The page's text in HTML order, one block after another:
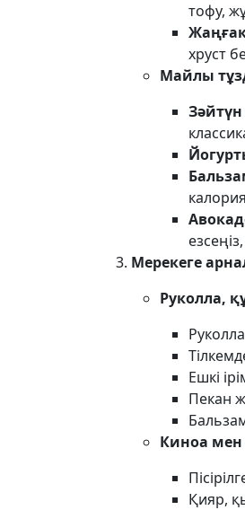
тофу,
хруст
Майлы
Мерекеге
Руколла,
Руколла
Ешкі
Пекан
Киноа мен
Қияр,